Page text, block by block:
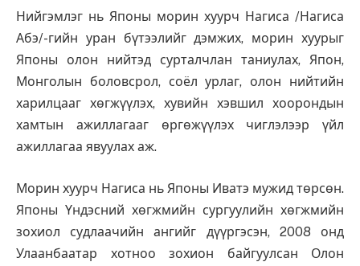
Нийгэмлэг нь Японы морин хуурч Нагиса /Нагиса
Абэ/-гийн уран бүтээлийг дэмжих, морин хуурыг
Японы олон нийтэд сурталчлан таниулах, Япон,
Монголын боловсрол, соёл урлаг, олон нийтийн
харилцааг хөгжүүлэх, хувийн хэвшил хоорондын
хамтын ажиллагааг өргөжүүлэх чиглэлээр үйл
ажиллагаа явуулах аж.
Морин хуурч Нагиса нь Японы Иватэ мужид төрсөн.
Японы Үндэсний хөгжмийн сургуулийн хөгжмийн
зохиол судлаачийн ангийг дүүргэсэн, 2008 онд
Улаанбаатар хотноо зохион байгуулсан Олон